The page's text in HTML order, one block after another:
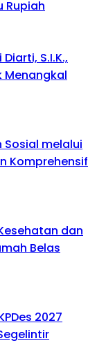
Rupiah
S.I.K.,
Menangkal
Sosial melalui
Komprehensif
dan
Belas
2027